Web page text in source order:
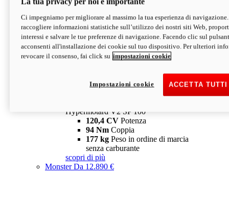
Hypermotard V2 SP
120,4 CVPotenza
94 NmCoppia
177 kgPeso in ordine di marcia
senza carburante
Depotenziata 35 kW: 18.890 € i
configura scopri di più
Hypermotard V2 SP 100
120,4 CV Potenza
94 Nm Coppia
177 kg Peso in ordine di marcia
senza carburante
scopri di più
MonsterDa 12.890 €
Ci impegniamo per migliorare al massimo la tua esperienza di
raccogliere informazioni statistiche sull’utilizzo dei nostri siti Web,
interessi e salvare le tue preferenze di navigazione. Facendo clic sul
acconsenti all'installazione dei cookie sul tuo dispositivo. Per ulteriori
revocare il consenso, fai click su impostazioni cookie
ACCETTA
Impostazioni cookie